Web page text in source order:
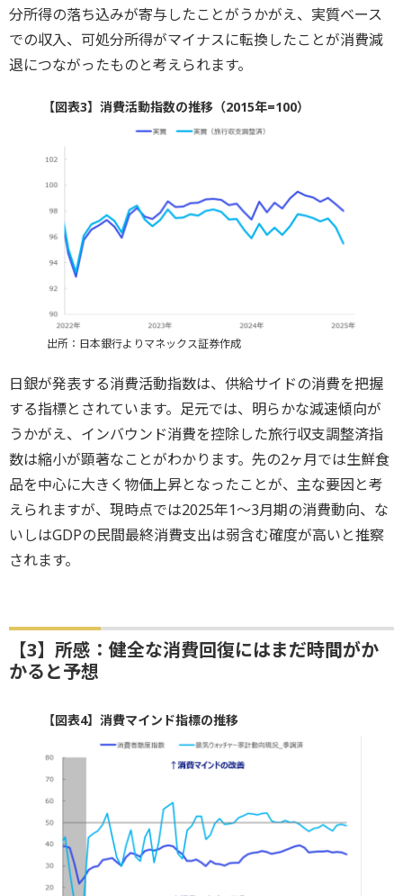
分所得の落ち込みが寄与したことがうかがえ、実質ベース
での収入、可処分所得がマイナスに転換したことが消費減
退につながったものと考えられます。
【図表3】消費活動指数の推移（2015年=100）
出所：日本銀行よりマネックス証券作成
日銀が発表する消費活動指数は、供給サイドの消費を把握
する指標とされています。足元では、明らかな減速傾向が
うかがえ、インバウンド消費を控除した旅行収支調整済指
数は縮小が顕著なことがわかります。先の2ヶ月では生鮮食
品を中心に大きく物価上昇となったことが、主な要因と考
えられますが、現時点では2025年1～3月期の消費動向、な
いしはGDPの民間最終消費支出は弱含む確度が高いと推察
されます。
【3】所感：健全な消費回復にはまだ時間がか
かると予想
【図表4】消費マインド指標の推移